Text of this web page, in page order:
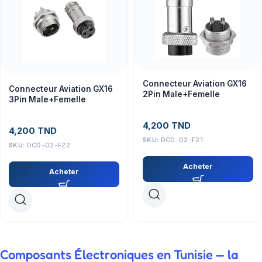
Connecteur Aviation GX16
3Pin Male+Femelle
4,200 TND
SKU: DCD-02-F22
Acheter
Connecteur Aviation GX16
2Pin Male+Femelle
4,200 TND
SKU: DCD-02-F21
Acheter
Composants Électroniques en Tunisie — la